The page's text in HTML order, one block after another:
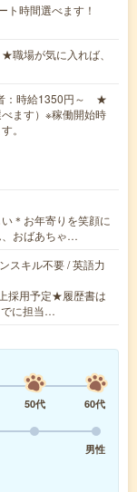
時間選べます！
場が気に入れば、
：時給1350円～ ★
ます）※稼働開始時
。
＊お年寄りを笑顔に
、おばあちゃ…
スキル不要 / 英語力
採用予定★履歴書は
に担当…
50代
60代
男性